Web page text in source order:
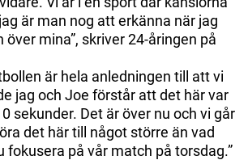
är man nog att erkänna när jag
mina”, skriver 24-åringen på
är hela anledningen till att vi
jag och Joe förstår att det här var
sekunder. Det är över nu och vi går
det här till något större än vad
fokusera på vår match på torsdag.”